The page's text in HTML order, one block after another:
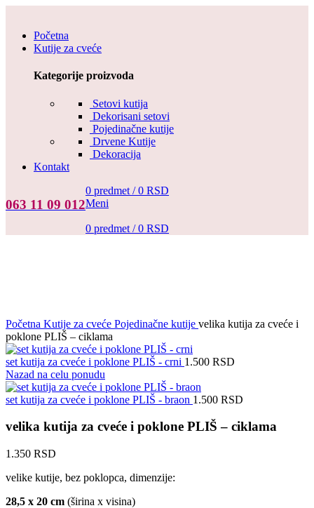
Početna
Kutije za cveće
Kategorije proizvoda
Setovi kutija
Dekorisani setovi
Pojedinačne kutije
Drvene Kutije
Dekoracija
Kontakt
063 11 09 012
0 predmet / 0 RSD
Meni
0 predmet / 0 RSD
Početna Kutije za cveće Pojedinačne kutije velika kutija za cveće i
poklone PLIŠ – ciklama
set kutija za cveće i poklone PLIŠ - crni 1.500 RSD
Nazad na celu ponudu
set kutija za cveće i poklone PLIŠ - braon 1.500 RSD
velika kutija za cveće i poklone PLIŠ – ciklama
1.350 RSD
velike kutije, bez poklopca, dimenzije:
28,5 x 20 cm (širina x visina)